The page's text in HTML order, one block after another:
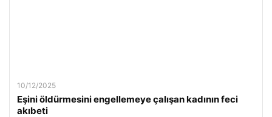
10/12/2025
Eşini öldürmesini engellemeye çalışan kadının feci
akıbeti